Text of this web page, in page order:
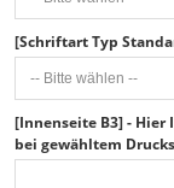
[Schriftart Typ
[Innenseite B3] -
bei gewähltem